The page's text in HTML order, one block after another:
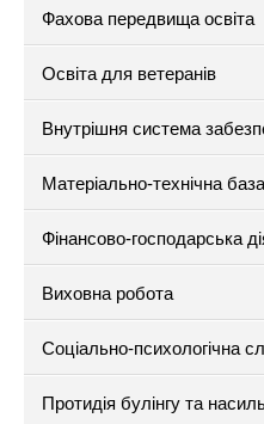
Фахова передвища освіта
Освіта для ветеранів
Внутрішня система
Матеріально-технічна база
Фінансово-господарська
Виховна робота
Соціально-психологічна
Протидія булінгу та